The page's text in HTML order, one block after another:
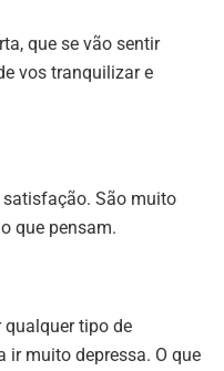
que se vão sentir
vos tranquilizar e
satisfação. São muito
que pensam.
qualquer tipo de
ir muito depressa. O que